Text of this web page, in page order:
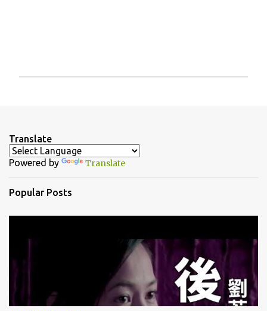
a
C
o
m
m
e
Translate
Powered by Translate
Popular Posts